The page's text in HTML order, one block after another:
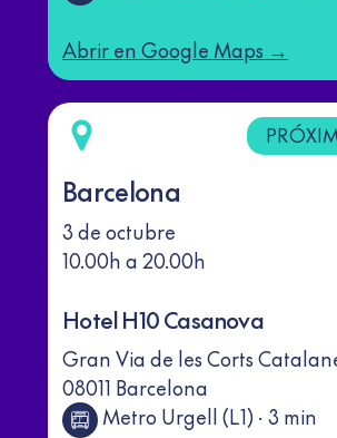
Abrir en Google Maps →
Barcelona
3 de octubre
10.00h a 20.00h
Hotel H10 Casanova
Gran Via de les Corts
08011 Barcelona
Metro Urgell (L1) · 3 min